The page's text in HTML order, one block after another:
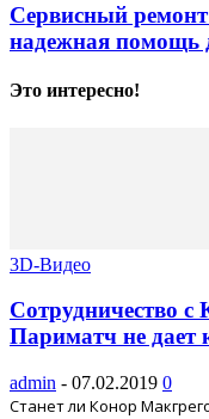
Сервисный
надежная помощь
Это интересно!
3D-Видео
Сотрудничество
Париматч не дает
admin - 07.02.2019 0
Станет ли Конор